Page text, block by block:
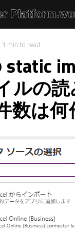
1 min to read
static
ルの
数は何